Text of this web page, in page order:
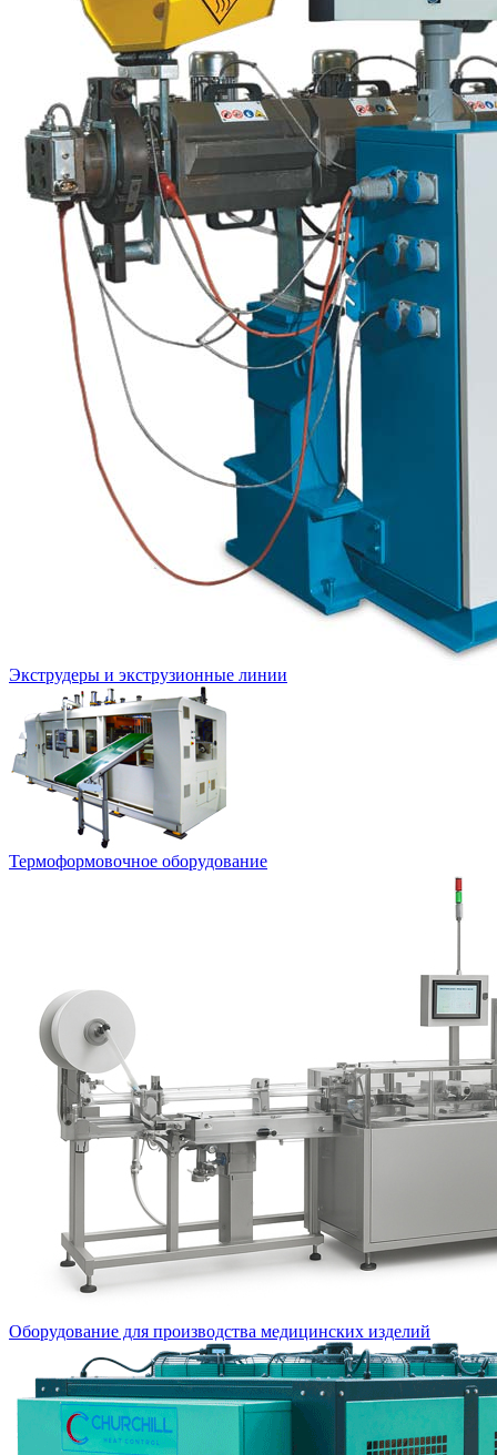
Экструдеры и экструзионные линии
Термоформовочное оборудование
Оборудование для производства медицинских изделий